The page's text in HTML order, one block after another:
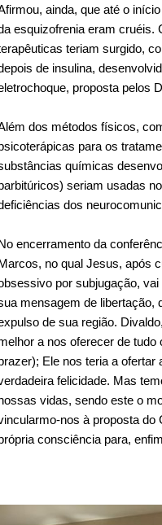
ainda, que até o
esquizofrenia eram cruéis.
teriam surgido,
de insulina,
proposta pelos
dos métodos físicos,
para os
químicas
seriam usadas
dos
encerramento da
no qual Jesus, após
por subjugação,
mensagem de libertação,
de sua região.
a nos oferecer de tudo
Ele nos teria a ofertar
felicidade. Mas
vidas, sendo este o
nos à proposta do
consciência para,